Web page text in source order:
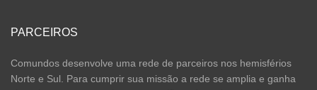
PARCEIROS
Comundos desenvolve uma rede de parceiros nos hemisférios
Norte e Sul. Para cumprir sua missão a rede se amplia e ganha